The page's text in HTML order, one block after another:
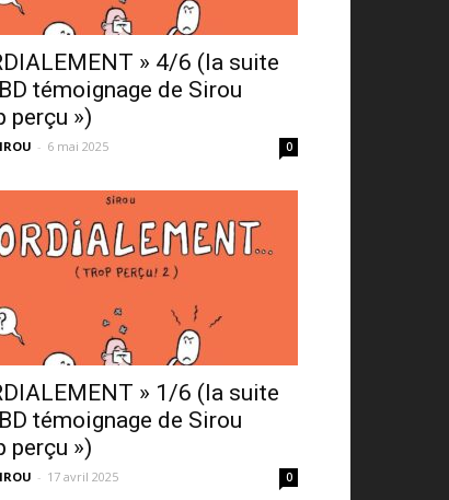
» 4/6 (la suite
témoignage de Sirou
perçu »)
- 6 mai 2025 0
» 1/6 (la suite
témoignage de Sirou
perçu »)
- 17 avril 2025 0